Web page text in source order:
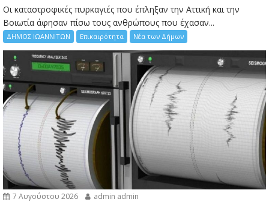
Οι καταστροφικές πυρκαγιές που έπληξαν την Αττική και την
Bοιωτία άφησαν πίσω τους ανθρώπους που έχασαν...
ΔΗΜΟΣ ΙΩΑΝΝΙΤΩΝ Επικαιρότητα Νέα των Δήμων
7 Αυγούστου 2026 admin admin